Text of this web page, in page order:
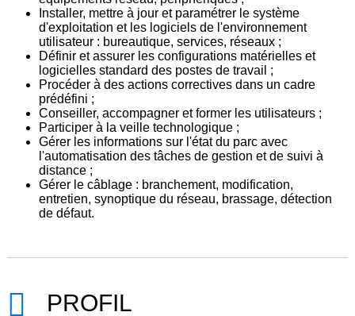
Installer, mettre à jour et paramétrer le système
d'exploitation et les logiciels de l'environnement
utilisateur : bureautique, services, réseaux ;
Définir et assurer les configurations matérielles et
logicielles standard des postes de travail ;
Procéder à des actions correctives dans un cadre
prédéfini ;
Conseiller, accompagner et former les utilisateurs ;
Participer à la veille technologique ;
Gérer les informations sur l'état du parc avec
l'automatisation des tâches de gestion et de suivi à
distance ;
Gérer le câblage : branchement, modification,
entretien, synoptique du réseau, brassage, détection
de défaut.
PROFIL